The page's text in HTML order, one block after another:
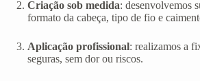
Criação sob medida: desenvolvemos
formato da cabeça, tipo de fio e
Aplicação profissional: realizamos a
seguras, sem dor ou riscos.